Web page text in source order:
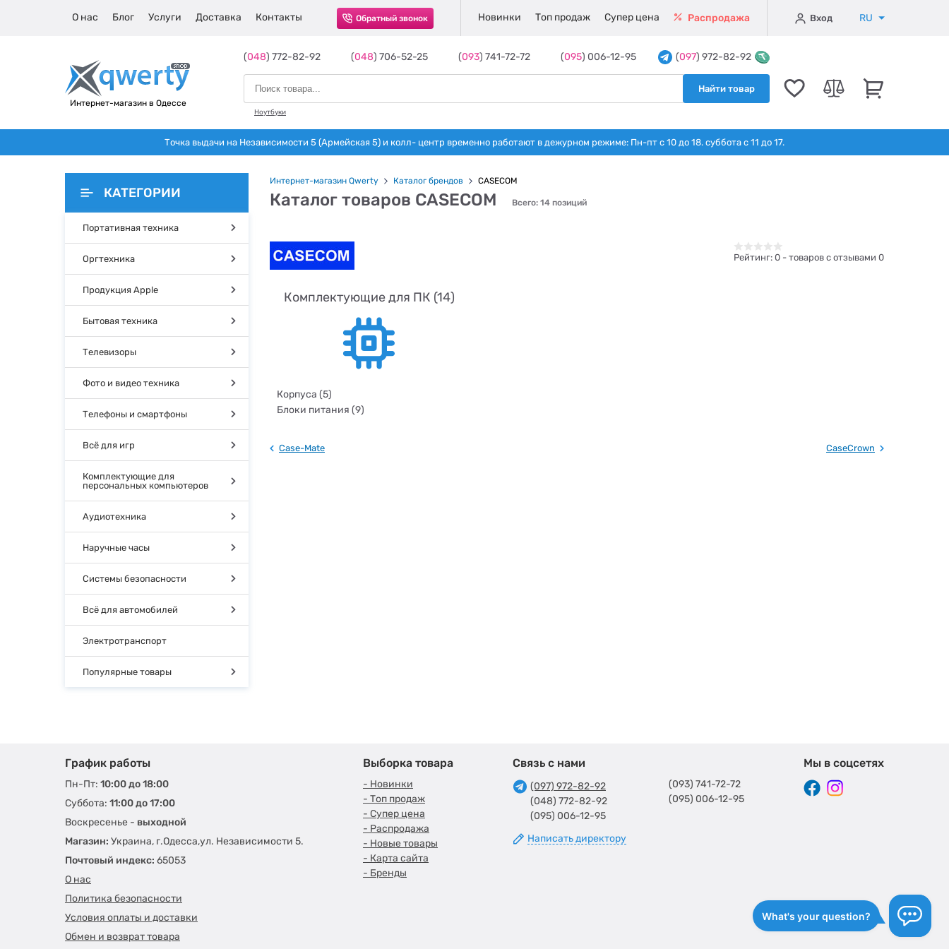
О нас Блог Услуги Доставка Контакты Обратный звонок Новинки Топ продаж Супер цена Распродажа Вход RU
Интернет-магазин в Одессе
(048) 772-82-92 (048) 706-52-25 (093) 741-72-72 (095) 006-12-95 (097) 972-82-92
Найти товар
Ноутбуки
Точка выдачи на Независимости 5 (Армейская 5) и колл- центр временно работают в дежурном режиме: Пн-пт с 10 до 18. суббота с 11 до 17.
КАТЕГОРИИ
Портативная техника
Оргтехника
Продукция Apple
Бытовая техника
Телевизоры
Фото и видео техника
Телефоны и смартфоны
Всё для игр
Комплектующие для
персональных компьютеров
Аудиотехника
Наручные часы
Системы безопасности
Всё для автомобилей
Электротранспорт
Популярные товары
Интернет-магазин Qwerty Каталог брендов CASECOM
Каталог товаров CASECOM Всего: 14 позиций
Рейтинг: 0 - товаров с отзывами 0
Комплектующие для ПК (14)
Корпуса (5)
Блоки питания (9)
Case-Mate CaseCrown
График работы
Пн-Пт: 10:00 до 18:00
Суббота: 11:00 до 17:00
Воскресенье - выходной
Магазин: Украина, г.Одесса,ул. Независимости 5.
Почтовый индекс: 65053
О нас
Политика безопасности
Условия оплаты и доставки
Обмен и возврат товара
Выборка товара
- Новинки
- Топ продаж
- Супер цена
- Распродажа
- Новые товары
- Карта сайта
- Бренды
Связь с нами
(097) 972-82-92
(048) 772-82-92
(095) 006-12-95
Написать директору
(093) 741-72-72
(095) 006-12-95
Мы в соцсетях